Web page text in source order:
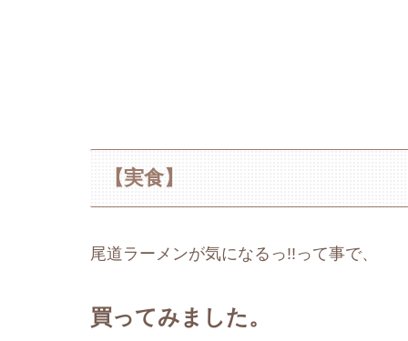
【実食】
尾道ラーメンが気になるっ!!って事で、
買ってみました。